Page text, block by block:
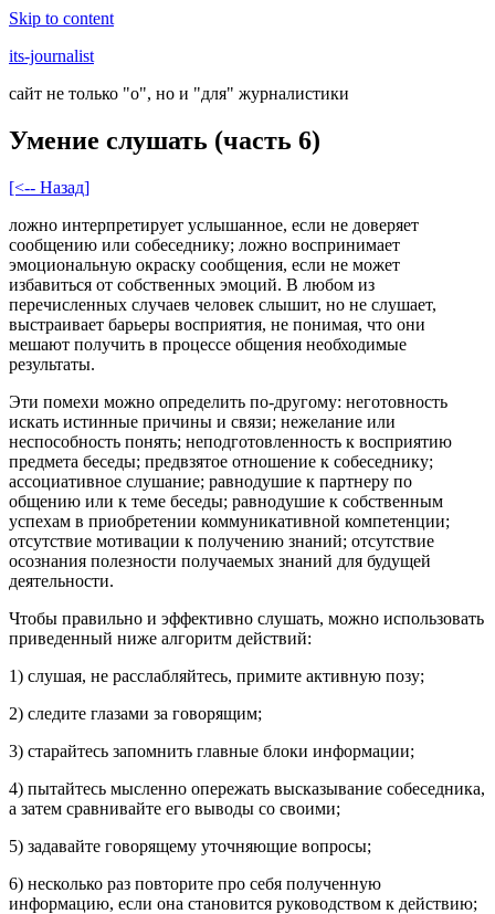
Skip to content
its-journalist
сайт не только "о", но и "для" журналистики
Умение слушать (часть 6)
[<-- Назад]
ложно интерпретирует услышанное, если не доверяет
сообщению или собеседнику; ложно воспринимает
эмоциональную окраску сообщения, если не может
избавиться от собственных эмоций. В любом из
перечисленных случаев человек слышит, но не слушает,
выстраивает барьеры восприятия, не понимая, что они
мешают получить в процессе общения необходимые
результаты.
Эти помехи можно определить по-другому: неготовность
искать истинные причины и связи; нежелание или
неспособность понять; неподготовленность к восприятию
предмета беседы; предвзятое отношение к собеседнику;
ассоциативное слушание; равнодушие к партнеру по
общению или к теме беседы; равнодушие к собственным
успехам в приобретении коммуникативной компетенции;
отсутствие мотивации к получению знаний; отсутствие
осознания полезности получаемых знаний для будущей
деятельности.
Чтобы правильно и эффективно слушать, можно использовать
приведенный ниже алгоритм действий:
1) слушая, не расслабляйтесь, примите активную позу;
2) следите глазами за говорящим;
3) старайтесь запомнить главные блоки информации;
4) пытайтесь мысленно опережать высказывание собеседника,
а затем сравнивайте его выводы со своими;
5) задавайте говорящему уточняющие вопросы;
6) несколько раз повторите про себя полученную
информацию, если она становится руководством к действию;